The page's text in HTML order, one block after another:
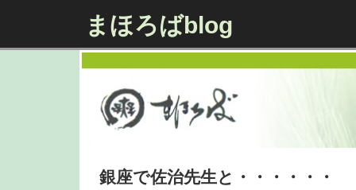
まほろばblog
銀座で佐治先生と・・・・・・